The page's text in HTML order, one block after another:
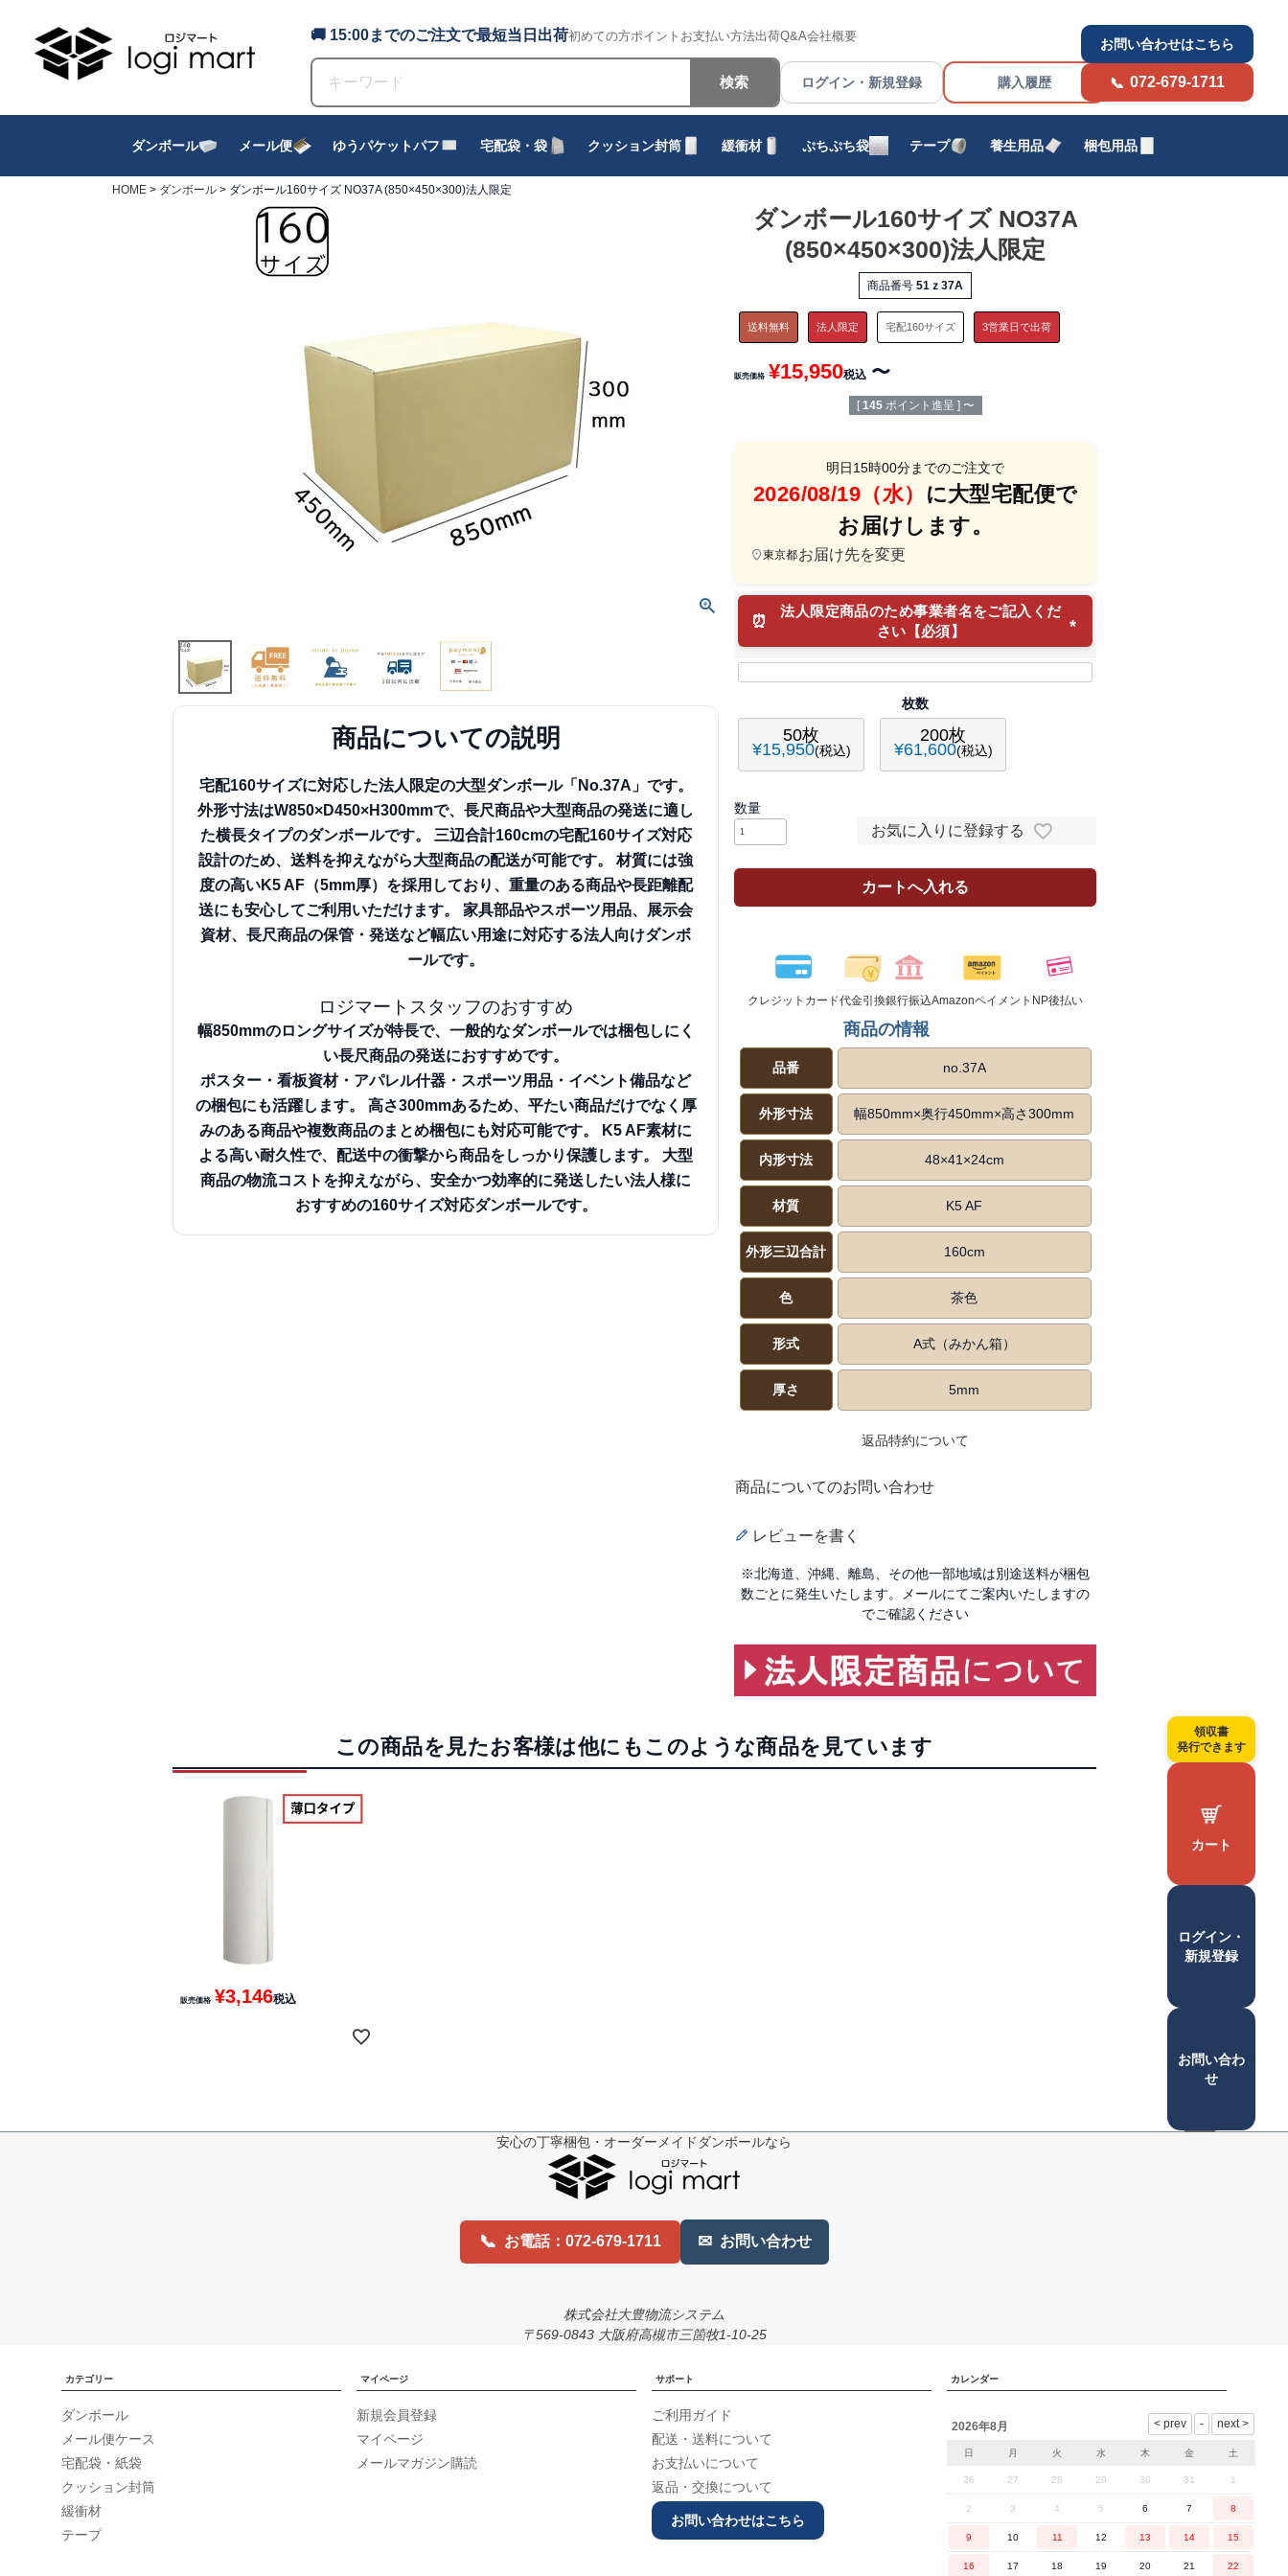
🚚 15:00までのご注文で最短当日出荷初めての方ポイント お支払い方法出荷Q&A会社概要
検索 ログイン・新規登録 購入履歴
お問い合わせはこちら
072-679-1711
領収書
発行できます
カート
ログイン・
新規登録
お問い合わ
せ
ダンボール メール便 ゆうパケットパフ 宅配袋・袋 クッション封筒 緩衝材 ぷちぷち袋 テープ 養生用品 梱包用品
HOME ダンボール ダンボール160サイズ NO37A (850×450×300)法人限定
商品についての説明
宅配160サイズに対応した法人限定の大型ダンボール「No.37A」です。
外形寸法はW850×D450×H300mmで、長尺商品や大型商品の発送に適し
た横長タイプのダンボールです。
三辺合計160cmの宅配160サイズ対応
設計のため、送料を抑えながら大型商品の配送が可能です。
材質には強
度の高いK5 AF（5mm厚）を採用しており、重量のある商品や長距離配
送にも安心してご利用いただけます。
家具部品やスポーツ用品、展示会
資材、長尺商品の保管・発送など幅広い用途に対応する法人向けダンボ
ールです。
ロジマートスタッフのおすすめ
幅850mmのロングサイズが特長で、一般的なダンボールでは梱包しにく
い長尺商品の発送におすすめです。
ポスター・看板資材・アパレル什器・スポーツ用品・イベント備品など
の梱包にも活躍します。
高さ300mmあるため、平たい商品だけでなく厚
みのある商品や複数商品のまとめ梱包にも対応可能です。
K5 AF素材に
よる高い耐久性で、配送中の衝撃から商品をしっかり保護します。
大型
商品の物流コストを抑えながら、安全かつ効率的に発送したい法人様に
おすすめの160サイズ対応ダンボールです。
ダンボール160サイズ NO37A
(850×450×300)法人限定
商品番号 51ｚ37A
送料無料 法人限定 宅配160サイズ 3営業日で出荷
販売価格 ¥15,950税込 〜
[ 145 ポイント進呈 ] 〜
明日15時00分までのご注文で
2026/08/19（水） に大型宅配便で
お届けします。
東京都お届け先を変更
法人限定商品のため事業者名をご記入くだ
さい【必須】
(
必
枚数
50枚
¥15,950 税込
200枚
¥61,600 税込
お気に入りに登録する
カートへ入れる
クレジットカード代金引換銀行振込Amazonペイメント NP後払い
商品の情報
品番 no.37A
外形寸法 幅850mm×奥行450mm×高さ300mm
内形寸法 48×41×24cm
材質 K5 AF
外形三辺合計 160cm
色 茶色
形式 A式（みかん箱）
厚さ 5mm
返品特約について
商品についてのお問い合わせ
レビューを書く
※北海道、沖縄、離島、その他一部地域は別途送料が梱包
数ごとに発生いたします。メールにてご案内いたしますの
でご確認ください
この商品を見たお客様は他にもこのような商品を見ています
販売価格 ¥3,146税込
安心の丁寧梱包・オーダーメイドダンボールなら
📞 お電話：072-679-1711 ✉ お問い合わせ
株式会社大豊物流システム
〒569-0843 大阪府高槻市三箇牧1-10-25
カテゴリー
ダンボール
メール便ケース
宅配袋・紙袋
クッション封筒
緩衝材
テープ
マイページ
新規会員登録
マイページ
メールマガジン購読
サポート
ご利用ガイド
配送・送料について
お支払いについて
返品・交換について
お問い合わせはこちら
カレンダー
2026年8月
日 月 火 水 木 金 土
26 27 28 29 30 31 1
2 3 4 5 6 7 8
9 10 11 12 13 14 15
16 17 18 19 20 21 22